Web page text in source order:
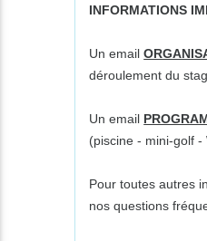
INFORMATIONS
Un email
déroulement du
Un email
(piscine - mini-golf
Pour toutes autres
nos questions